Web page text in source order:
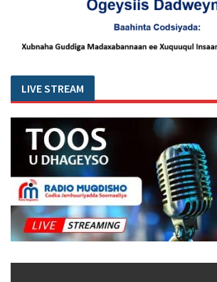
LIVE STREAM